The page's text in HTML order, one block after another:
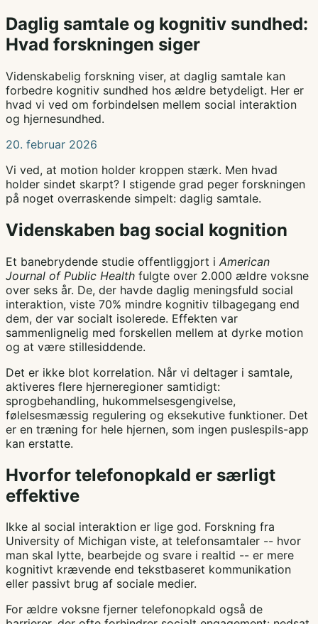
Daglig samtale og kognitiv sundhed:
Hvad forskningen siger
Videnskabelig forskning viser, at daglig samtale kan
forbedre kognitiv sundhed hos ældre betydeligt. Her er
hvad vi ved om forbindelsen mellem social interaktion
og hjernesundhed.
20. februar 2026
Vi ved, at motion holder kroppen stærk. Men hvad
holder sindet skarpt? I stigende grad peger forskningen
på noget overraskende simpelt: daglig samtale.
Videnskaben bag social kognition
Et banebrydende studie offentliggjort i American
Journal of Public Health fulgte over 2.000 ældre voksne
over seks år. De, der havde daglig meningsfuld social
interaktion, viste 70% mindre kognitiv tilbagegang end
dem, der var socialt isolerede. Effekten var
sammenlignelig med forskellen mellem at dyrke motion
og at være stillesiddende.
Det er ikke blot korrelation. Når vi deltager i samtale,
aktiveres flere hjerneregioner samtidigt:
sprogbehandling, hukommelsesgengivelse,
følelsesmæssig regulering og eksekutive funktioner. Det
er en træning for hele hjernen, som ingen puslespils-app
kan erstatte.
Hvorfor telefonopkald er særligt
effektive
Ikke al social interaktion er lige god. Forskning fra
University of Michigan viste, at telefonsamtaler -- hvor
man skal lytte, bearbejde og svare i realtid -- er mere
kognitivt krævende end tekstbaseret kommunikation
eller passivt brug af sociale medier.
For ældre voksne fjerner telefonopkald også de